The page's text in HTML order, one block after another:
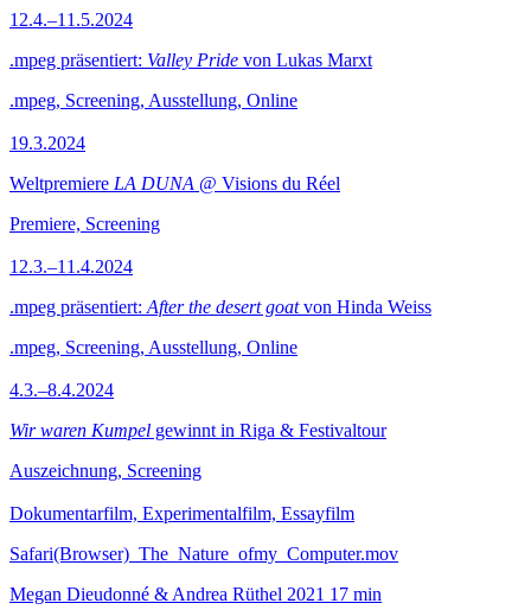
12.4.–11.5.2024
.mpeg präsentiert: Valley Pride von Lukas Marxt
.mpeg, Screening, Ausstellung, Online
19.3.2024
Weltpremiere LA DUNA @ Visions du Réel
Premiere, Screening
12.3.–11.4.2024
.mpeg präsentiert: After the desert goatvon Hinda Weiss
.mpeg, Screening, Ausstellung, Online
4.3.–8.4.2024
Wir waren Kumpel gewinnt in Riga & Festivaltour
Auszeichnung, Screening
Dokumentarfilm, Experimentalfilm, Essayfilm
Safari(Browser)_The_Nature_ofmy_Computer.mov
Megan Dieudonné & Andrea Rüthel 2021 17 min